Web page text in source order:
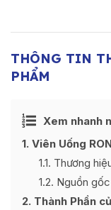
THÔNG TIN
PHẨM
Xem nhanh
1 Viên Uống
1.1 Thương
1.2 Nguồn
2 Thành Phần